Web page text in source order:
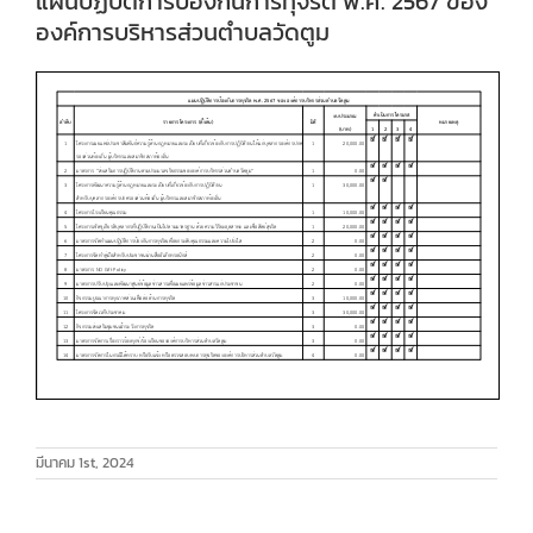
องค์การบริหารส่วนตำบลวัดตูม
มีนาคม 1st, 2024